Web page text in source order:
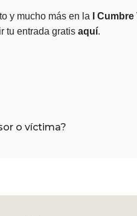
y mucho más en la I
tu entrada gratis aquí.
o víctima?